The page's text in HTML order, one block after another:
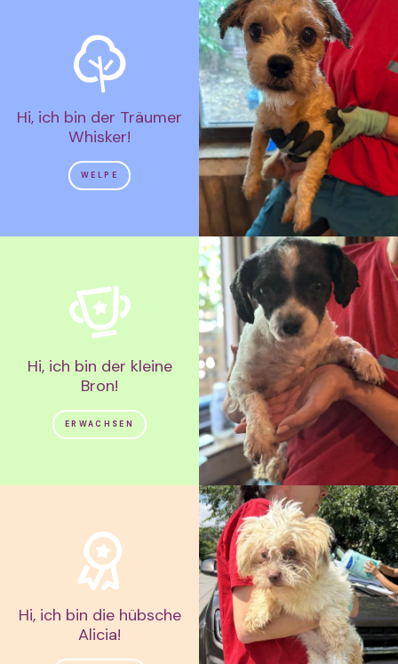
Hi, ich bin der Träumer
Whisker!
WELPE
Hi, ich bin der kleine
Bron!
ERWACHSEN
Hi, ich bin die hübsche
Alicia!